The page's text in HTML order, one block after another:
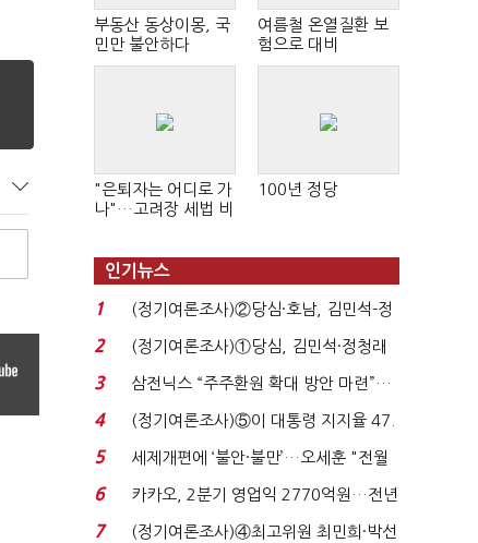
부동산 동상이몽, 국
민만 불안하다
여름철 온열질환 보
험으로 대비
"은퇴자는 어디로 가
나"…고려장 세법 비
100년 정당
인기뉴스
1
(정기여론조사)②당심·호남, 김민석-정
청래 '초접전'...
2
(정기여론조사)①당심, 김민석·정청래
'초접전'…대통령 ...
3
삼전닉스 “주주환원 확대 방안 마련”…
로이터에 성명...
4
(정기여론조사)⑤이 대통령 지지율 47.
7%…일주일 만에 ...
5
세제개편에 ‘불안·불만’…오세훈 "전월
세 구하기 더 ...
6
카카오, 2분기 영업익 2770억원…전년
비 36% 증가...
7 (정기여론조사)④최고위원 최민희·박선